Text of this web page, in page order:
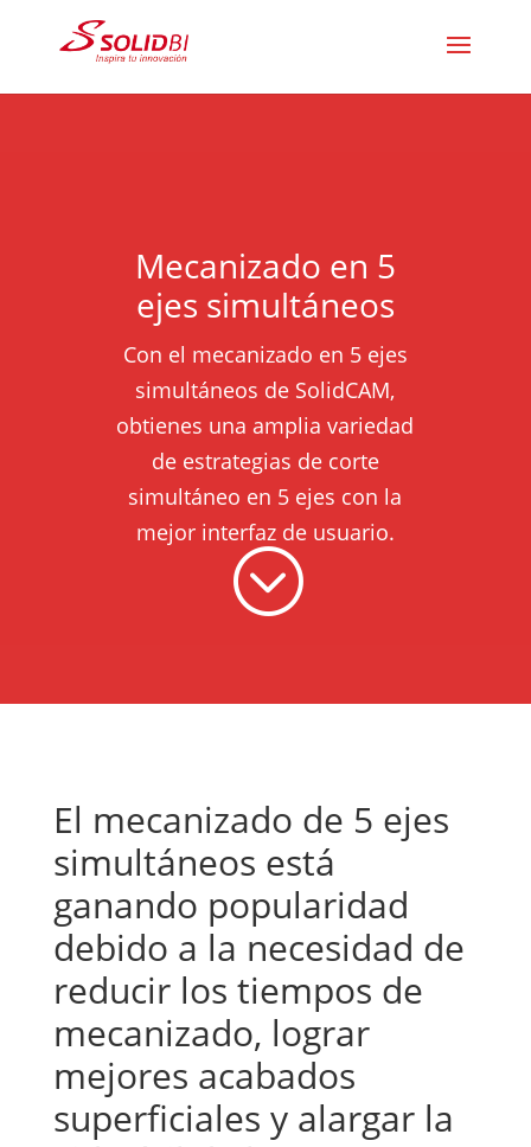
Mecanizado en 5
ejes simultáneos
Con el mecanizado en 5 ejes
simultáneos de SolidCAM,
obtienes una amplia variedad
de estrategias de corte
simultáneo en 5 ejes con la
mejor interfaz de usuario.
;
El mecanizado de 5 ejes
simultáneos está
ganando popularidad
debido a la necesidad de
reducir los tiempos de
mecanizado, lograr
mejores acabados
superficiales y alargar la